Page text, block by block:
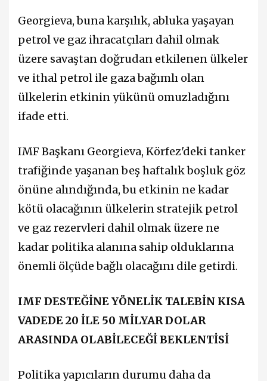
Georgieva, buna karşılık, abluka yaşayan
petrol ve gaz ihracatçıları dahil olmak
üzere savaştan doğrudan etkilenen ülkeler
ve ithal petrol ile gaza bağımlı olan
ülkelerin etkinin yükünü omuzladığını
ifade etti.
IMF Başkanı Georgieva, Körfez'deki tanker
trafiğinde yaşanan beş haftalık boşluk göz
önüne alındığında, bu etkinin ne kadar
kötü olacağının ülkelerin stratejik petrol
ve gaz rezervleri dahil olmak üzere ne
kadar politika alanına sahip olduklarına
önemli ölçüde bağlı olacağını dile getirdi.
IMF DESTEĞİNE YÖNELİK TALEBİN KISA
VADEDE 20 İLE 50 MİLYAR DOLAR
ARASINDA OLABİLECEĞİ BEKLENTİSİ
Politika yapıcıların durumu daha da